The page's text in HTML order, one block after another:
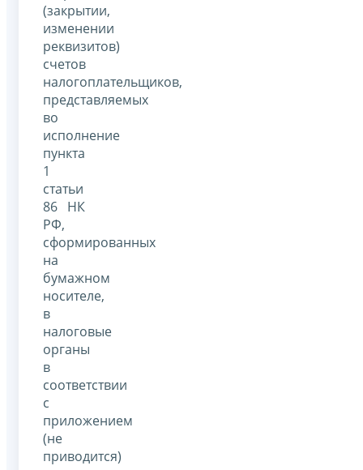
(закрытии,
изменении
реквизитов)
счетов
налогоплательщиков,
представляемых
во
исполнение
пункта
1
статьи
86 НК
РФ,
сформированных
на
бумажном
носителе,
в
налоговые
органы
в
соответствии
с
приложением
(не
приводится)